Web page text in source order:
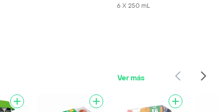
6 X 250 mL
Ver más